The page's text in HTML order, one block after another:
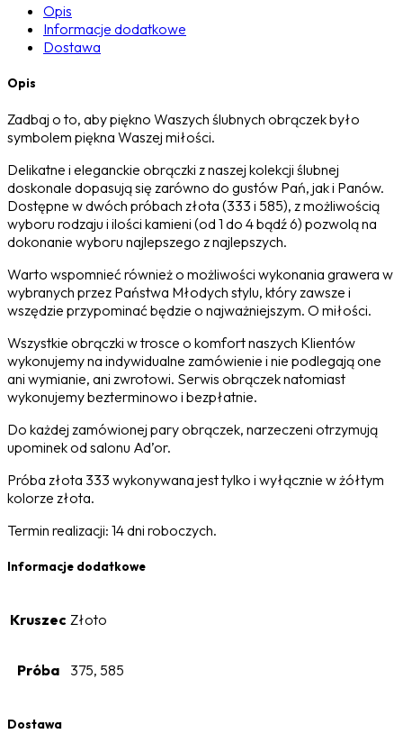
Opis
Informacje dodatkowe
Dostawa
Opis
Zadbaj o to, aby piękno Waszych ślubnych obrączek było
symbolem piękna Waszej miłości.
Delikatne i eleganckie obrączki z naszej kolekcji ślubnej
doskonale dopasują się zarówno do gustów Pań, jak i Panów.
Dostępne w dwóch próbach złota (333 i 585), z możliwością
wyboru rodzaju i ilości kamieni (od 1 do 4 bądź 6) pozwolą na
dokonanie wyboru najlepszego z najlepszych.
Warto wspomnieć również o możliwości wykonania grawera w
wybranych przez Państwa Młodych stylu, który zawsze i
wszędzie przypominać będzie o najważniejszym. O miłości.
Wszystkie obrączki w trosce o komfort naszych Klientów
wykonujemy na indywidualne zamówienie i nie podlegają one
ani wymianie, ani zwrotowi. Serwis obrączek natomiast
wykonujemy bezterminowo i bezpłatnie.
Do każdej zamówionej pary obrączek, narzeczeni otrzymują
upominek od salonu Ad’or.
Próba złota 333 wykonywana jest tylko i wyłącznie w żółtym
kolorze złota.
Termin realizacji: 14 dni roboczych.
Informacje dodatkowe
Kruszec Złoto
Próba 375, 585
Dostawa